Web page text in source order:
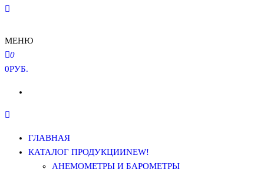
МЕНЮ
0
0РУБ.
ГЛАВНАЯ
КАТАЛОГ ПРОДУКЦИИNEW!
АНЕМОМЕТРЫ И БАРОМЕТРЫ